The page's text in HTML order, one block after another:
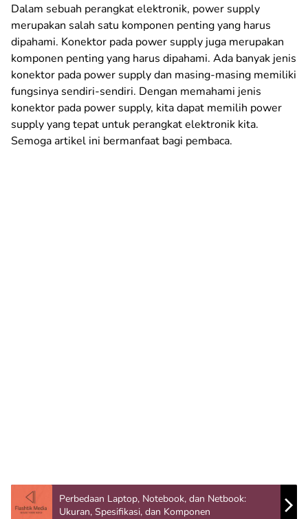
Dalam sebuah perangkat elektronik, power supply
merupakan salah satu komponen penting yang harus
dipahami. Konektor pada power supply juga merupakan
komponen penting yang harus dipahami. Ada banyak jenis
konektor pada power supply dan masing-masing memiliki
fungsinya sendiri-sendiri. Dengan memahami jenis
konektor pada power supply, kita dapat memilih power
supply yang tepat untuk perangkat elektronik kita.
Semoga artikel ini bermanfaat bagi pembaca.
Perbedaan Laptop, Notebook, dan Netbook:
Ukuran, Spesifikasi, dan Komponen